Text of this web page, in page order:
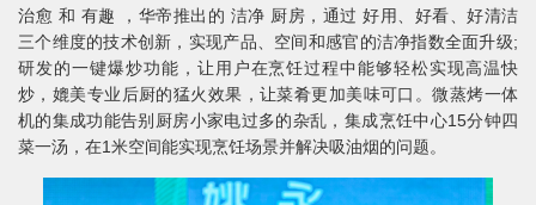
治愈 和 有趣 ，华帝推出的 洁净 厨房，通过 好用、好看、好清洁
三个维度的技术创新，实现产品、空间和感官的洁净指数全面升级;
研发的一键爆炒功能，让用户在烹饪过程中能够轻松实现高温快
炒，媲美专业后厨的猛火效果，让菜肴更加美味可口。微蒸烤一体
机的集成功能告别厨房小家电过多的杂乱，集成烹饪中心15分钟四
菜一汤，在1米空间能实现烹饪场景并解决吸油烟的问题。